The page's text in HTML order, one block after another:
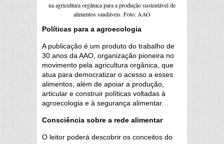
na agricultura orgânica para a produção sustentável de
alimentos saudáveis. Foto: AAO
Políticas para a agroecologia
A publicação é um produto do trabalho de
30 anos da AAO, organização pioneira no
movimento pela agricultura orgânica, que
atua para democratizar o acesso a esses
alimentos, além de apoiar a produção,
articular e construir políticas voltadas à
agroecologia e à segurança alimentar.
Consciência sobre a rede alimentar
O leitor poderá descobrir os conceitos do